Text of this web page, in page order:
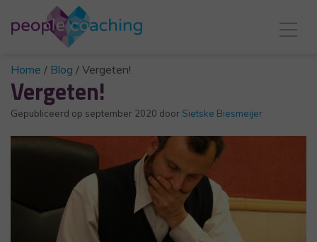
Home / Blog / Vergeten!
Vergeten!
Gepubliceerd op september 2020 door Sietske Biesmeijer